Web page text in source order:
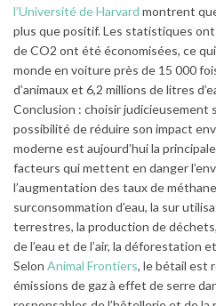
l’Université de Harvard montrent
plus que positif. Les statistiques
de CO2 ont été économisées, ce
monde en voiture près de 15 000
d’animaux et 6,2 millions de litres
Conclusion : choisir judicieusement
possibilité de réduire son impact
moderne est aujourd’hui la
facteurs qui mettent en danger
l’augmentation des taux de
surconsommation d’eau, la sur
terrestres, la production de
de l’eau et de l’air, la déforestation
Selon Animal Frontiers, le bétail est
émissions de gaz à effet de serre